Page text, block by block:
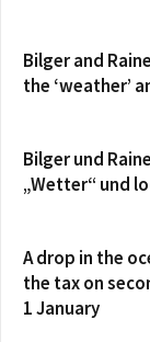
Bilger and
the ‘weather’
Bilger und
„Wetter“ und
A drop in the
the tax on
1 January